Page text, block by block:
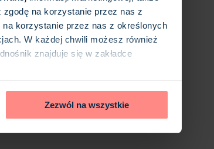
na korzystanie przez nas z
korzystanie przez nas z określonych
W każdej chwili możesz również
znajduje się w zakładce
Zezwól na wszystkie